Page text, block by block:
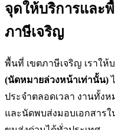
จุดให้บริการแล
ภาษีเจริญ
พื้นที่ เขตภาษีเจริญ เราให้
(นัดหมายล่วงหน้าเท่านั้น)
ประจำตลอดเวลา งานทั้ง
และนัดพบส่งมอบเอกสาร